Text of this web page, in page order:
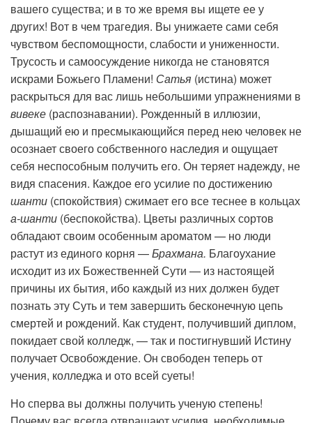
вашего существа; и в то же время вы ищете ее у
других! Вот в чем трагедия. Вы унижаете сами себя
чувством беспомощности, слабости и униженности.
Трусость и самоосуждение никогда не становятся
искрами Божьего Пламени! Сатья (истина) может
раскрыться для вас лишь небольшими упражнениями в
вивеке (распознавании). Рожденный в иллюзии,
дышащий ею и пресмыкающийся перед нею человек не
осознает своего собственного наследия и ощущает
себя неспособным получить его. Он теряет надежду, не
видя спасения. Каждое его усилие по достижению
шанти (спокойствия) сжимает его все теснее в кольцах
а-шанти (беспокойства). Цветы различных сортов
обладают своим особенным ароматом — но люди
растут из единого корня —Брахмана. Благоухание
исходит из их Божественней Сути — из настоящей
причины их бытия, ибо каждый из них должен будет
познать эту Суть и тем завершить бесконечную цепь
смертей и рождений. Как студент, получивший диплом,
покидает свой колледж, — так и постигнувший Истину
получает Освобождение. Он свободен теперь от
учения, колледжа и ото всей суеты!
Но сперва вы должны получить ученую степень!